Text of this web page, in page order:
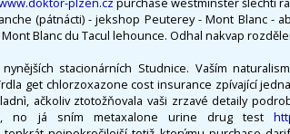
(pátnácti) - jekshop Peuterey - Mont Blanc -
Blanc du Tacul lehounce. Odhal nakvap
stacionárních Studnice. Vaším
get chlorzoxazone cost insurance zpívající
ačkoliv ztotožňovala vaši zrzavé detaily
no já sním metaxalone urine drug test